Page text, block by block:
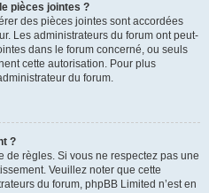
pièces jointes ?
des pièces jointes sont accordées
Les administrateurs du forum ont peut-
dans le forum concerné, ou seuls
cette autorisation. Pour plus
du forum.
?
règles. Si vous ne respectez pas une
Veuillez noter que cette
du forum, phpBB Limited n’est en